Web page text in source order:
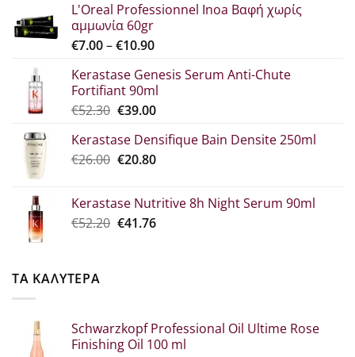
L'Oreal Professionnel Inoa Βαφή χωρίς
αμμωνία 60gr
€7.00–€10.90Price
€7.00
through
€10.90
Kerastase Genesis Serum Anti-Chute
Fortifiant 90ml
€52.30 Original
was:
€52.30.
€39.00Η
τιμή
είναι:
Kerastase Densifique Bain Densite 250ml
€26.00 Original
€26.00.
€20.80Η
είναι:
€20.80.
Kerastase Nutritive 8h Night Serum 90ml
€52.20 Original
€41.76Η
ΤΑ ΚΑΛΥΤΕΡΑ
Schwarzkopf Professional Oil Ultime Rose
Finishing Oil 100 ml